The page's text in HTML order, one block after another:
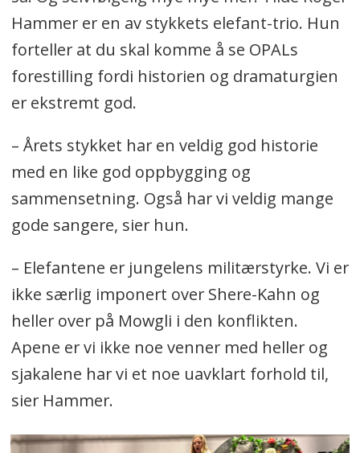
Hammer er en av stykkets elefant-trio. Hun
forteller at du skal komme å se OPALs
forestilling fordi historien og dramaturgien
er ekstremt god.
– Årets stykket har en veldig god historie
med en like god oppbygging og
sammensetning. Også har vi veldig mange
gode sangere, sier hun.
– Elefantene er jungelens militærstyrke. Vi er
ikke særlig imponert over Shere-Kahn og
heller over på Mowgli i den konflikten.
Apene er vi ikke noe venner med heller og
sjakalene har vi et noe uavklart forhold til,
sier Hammer.